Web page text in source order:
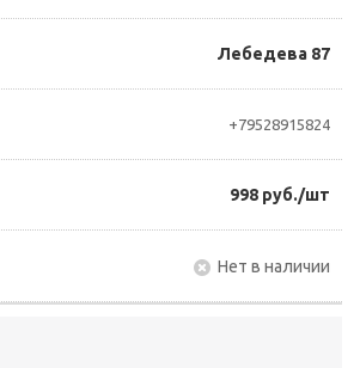
Лебедева 87
+79528915824
998 руб./шт
Нет в наличии